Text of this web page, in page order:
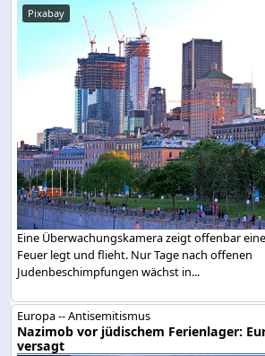
Pixabay
Eine Überwachungskamera zeigt offenbar
Feuer legt und flieht. Nur Tage nach offenen
Judenbeschimpfungen wächst in...
Europa -- Antisemitismus
Nazimob vor jüdischem Ferienlager:
versagt